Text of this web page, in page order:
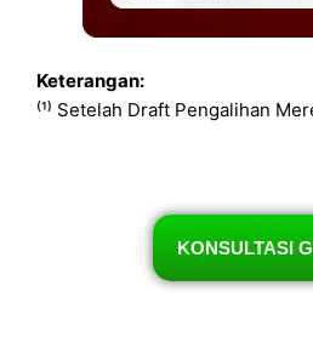
Keterangan:
⁽¹⁾ Setelah Draft Pengalihan
KONSULTASI